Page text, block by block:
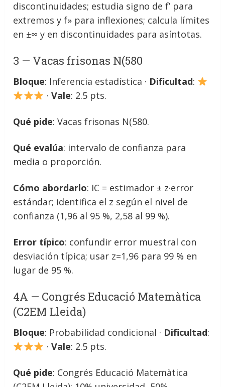
discontinuidades; estudia signo de f’ para
extremos y f» para inflexiones; calcula límites
en ±∞ y en discontinuidades para asíntotas.
3 — Vacas frisonas N(580
Bloque: Inferencia estadística · Dificultad:
· Vale: 2.5 pts.
Qué pide: Vacas frisonas N(580.
Qué evalúa: intervalo de confianza para
media o proporción.
Cómo abordarlo: IC = estimador ± z·error
estándar; identifica el z según el nivel de
confianza (1,96 al 95 %, 2,58 al 99 %).
Error típico: confundir error muestral con
desviación típica; usar z=1,96 para 99 % en
lugar de 95 %.
4A — Congrés Educació Matemàtica
(C2EM Lleida)
Bloque: Probabilidad condicional · Dificultad:
· Vale: 2.5 pts.
Qué pide: Congrés Educació Matemàtica